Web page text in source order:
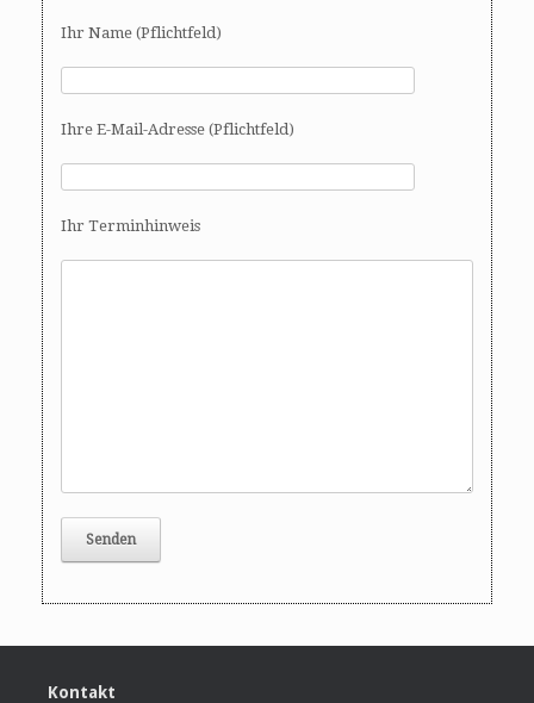
Ihr Name (Pflichtfeld)
Ihre E-Mail-Adresse (Pflichtfeld)
Ihr Terminhinweis
Kontakt